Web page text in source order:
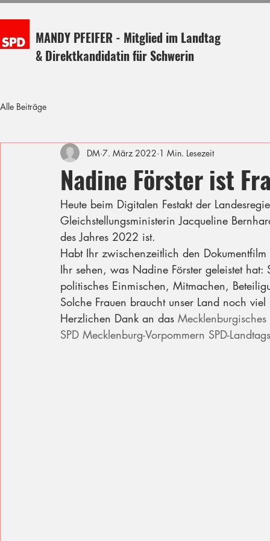
MANDY PFEIFER - Mitglied im Landtag
& Direktkandidatin für Schwerin
Alle Beiträge
Nadine Förster ist
DM 7. März 2022 1 Min. Lesezeit
Heute beim Digitalen Festakt der
Gleichstellungsministerin Jacqueline
des Jahres 2022 ist.
Habt Ihr zwischenzeitlich den
Ihr sehen, was Nadine Förster geleistet
politisches Einmischen, Mitmachen,
Solche Frauen braucht unser Land noch
Herzlichen Dank an das Mecklenburgisches
SPD Mecklenburg-Vorpommern SPD-